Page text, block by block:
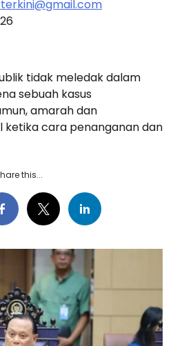
tidak meledak dalam
sebuah kasus
amarah dan
ketika cara penanganan dan
this...